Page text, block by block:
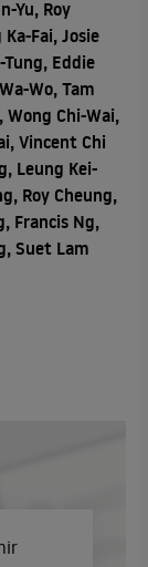
Yu, Roy
Fai, Josie
Tung, Eddie
Wo, Tam
Wong Chi-Wai,
Vincent Chi
Leung Kei-
Roy Cheung,
Francis Ng,
Suet Lam